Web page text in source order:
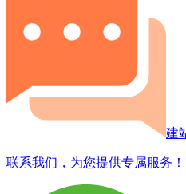
建
联系我们，为您提供专属服务！